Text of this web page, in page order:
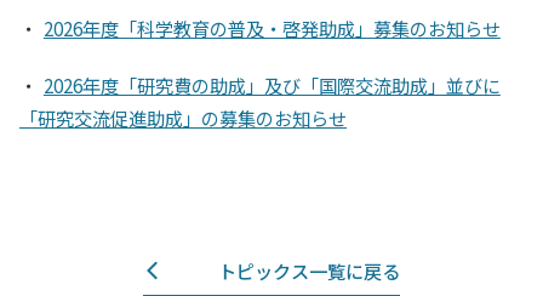
・ 2026年度「科学教育の普及・啓発助成」募集のお知らせ
・ 2026年度「研究費の助成」及び「国際交流助成」並びに
「研究交流促進助成」の募集のお知らせ
トピックス一覧に戻る